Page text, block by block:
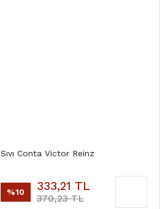
Sıvı Conta Victor Reinz
%10 333,21 TL
370,23 TL